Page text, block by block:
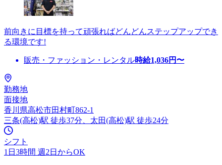
前向きに目標を持って頑張ればどんどんステップアップでき
る環境です!
販売・ファッション・レンタル時給1,036円〜
勤務地
面接地
香川県高松市田村町862-1
三条(高松)駅 徒歩37分、太田(高松)駅 徒歩24分
シフト
1日3時間 週2日からOK